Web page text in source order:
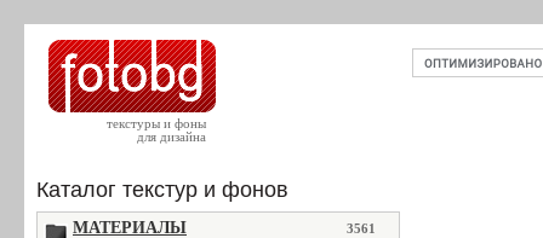
текстуры и фоны
для дизайна
Каталог текстур и фонов
МАТЕРИАЛЫ 3561